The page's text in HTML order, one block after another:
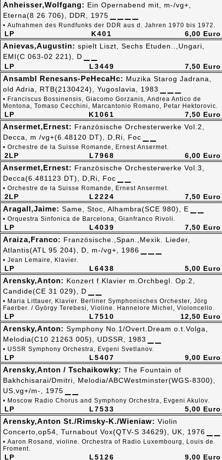
K401
LP
Anheisser,Wolfgang: Ein Opernabend mit, m-/vg+,
Eterna(8 26 706), DDR, 1975
• Aufnahmen des Rundfunks der DDR aus d. Jahren 1970 bis 1972.
6,00 Euro
L3449
LP
Anievas,Augustin: spielt Liszt, Sechs Etuden..,Ungari,
EMI(C 063-02 221), D
7,50 Euro
K1061
LP
Ansambl Renesans-PeHecaHc: Muzika Starog Jadrana,
old Adria, RTB(2130424), Yugoslavia, 1983
• Franciscus Bossinensis, Giacomo Gorzanis, Andrea Antico de
Montona, Tomaso Cecchini, Marcantonio Romano, Petar Hektorovic.
7,50 Euro
L7968
2LP
Ansermet,Ernest: Französische Orchesterwerke Vol.2,
Decca, m /vg+(6.48120 DT), D,Ri, Foc
• Orchestre de la Suisse Romande, Ernest Ansermet.
6,00 Euro
L2224
2LP
Ansermet,Ernest: Französische Orchesterwerke Vol.3,
Decca(6.481123 DT), D,Ri, Foc
• Orchestre de la Suisse Romande, Ernest Ansermet.
7,50 Euro
L4039
LP
Aragall,Jaime: Same, Stoc, Alhambra(SCE 980), E
• Orquestra Sinfonica de Barcelona, Gianfranco Rivoli.
7,50 Euro
L6438
LP
Araiza,Franco: Französische.,Span.,Mexik. Lieder,
Atlantis(ATL 95 204), D, m-/vg+, 1986
• Jean Lemaire, Klavier.
5,00 Euro
L7510
LP
Arensky,Anton: Konzert f.Klavier m.Orchbegl. Op.2,
Candide(CE 31 029), D
• Maria Littauer, Klavier. Berliner Symphonisches Orchester, Jörg
Faerber. / György Terebesi, Violine. Hannelore Michel, Violoncello.
12,50 Euro
L5407
LP
Arensky,Anton: Symphony No.1/Overt.Dream o.t.Volga,
Melodia(C10 21263 005), UDSSR, 1983
• USSR Symphony Orchestra, Evgeni Svetlanov.
9,00 Euro
L7533
LP
Arensky,Anton / Tschaikowky: The Fountain of
Bakhchisarai/Dmitri, Melodia/ABCWestminster(WGS-8300),
US,vg+/m-, 1975
• Moscow Radio Chorus and Symphony Orchestra, Evgeni Akulov.
5,00 Euro
L5126
LP
Arensky,Anton St./Rimsky-K./Wieniaw: Violin
Concerto,op54, Turnabout Vox(QTV-S 34629), UK, 1976
• Aaron Rosand, violine. Orchestra of Radio Luxembourg, Louis de
Froment.
9,00 Euro